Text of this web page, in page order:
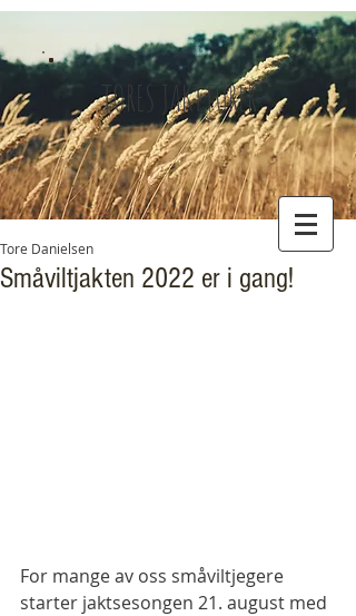
TORES JAKTTURER
Småviltjakten 2022 er i gang!
Tore Danielsen
For mange av oss småviltjegere
starter jaktsesongen 21. august med